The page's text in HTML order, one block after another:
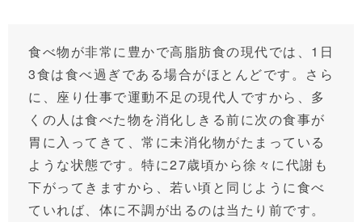
食べ物が非常に豊かで高脂肪食の現代では、1日
3食は食べ過ぎである場合がほとんどです。さら
に、座り仕事で運動不足の現代人ですから、多
くの人は食べた物を消化しきる前に次の食事が
胃に入ってきて、常に未消化物がたまっている
ような状態です。特に27歳頃から徐々に代謝も
下がってきますから、若い頃と同じように食べ
ていれば、体に不調が出るのは当たり前です。